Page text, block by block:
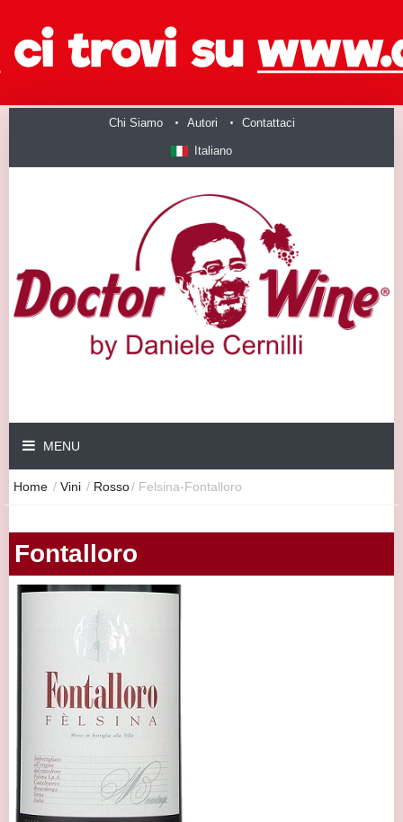
Chi Siamo Autori Contattaci
Italiano
MENU
Home / Vini / Rosso/ Felsina-Fontalloro
Fontalloro